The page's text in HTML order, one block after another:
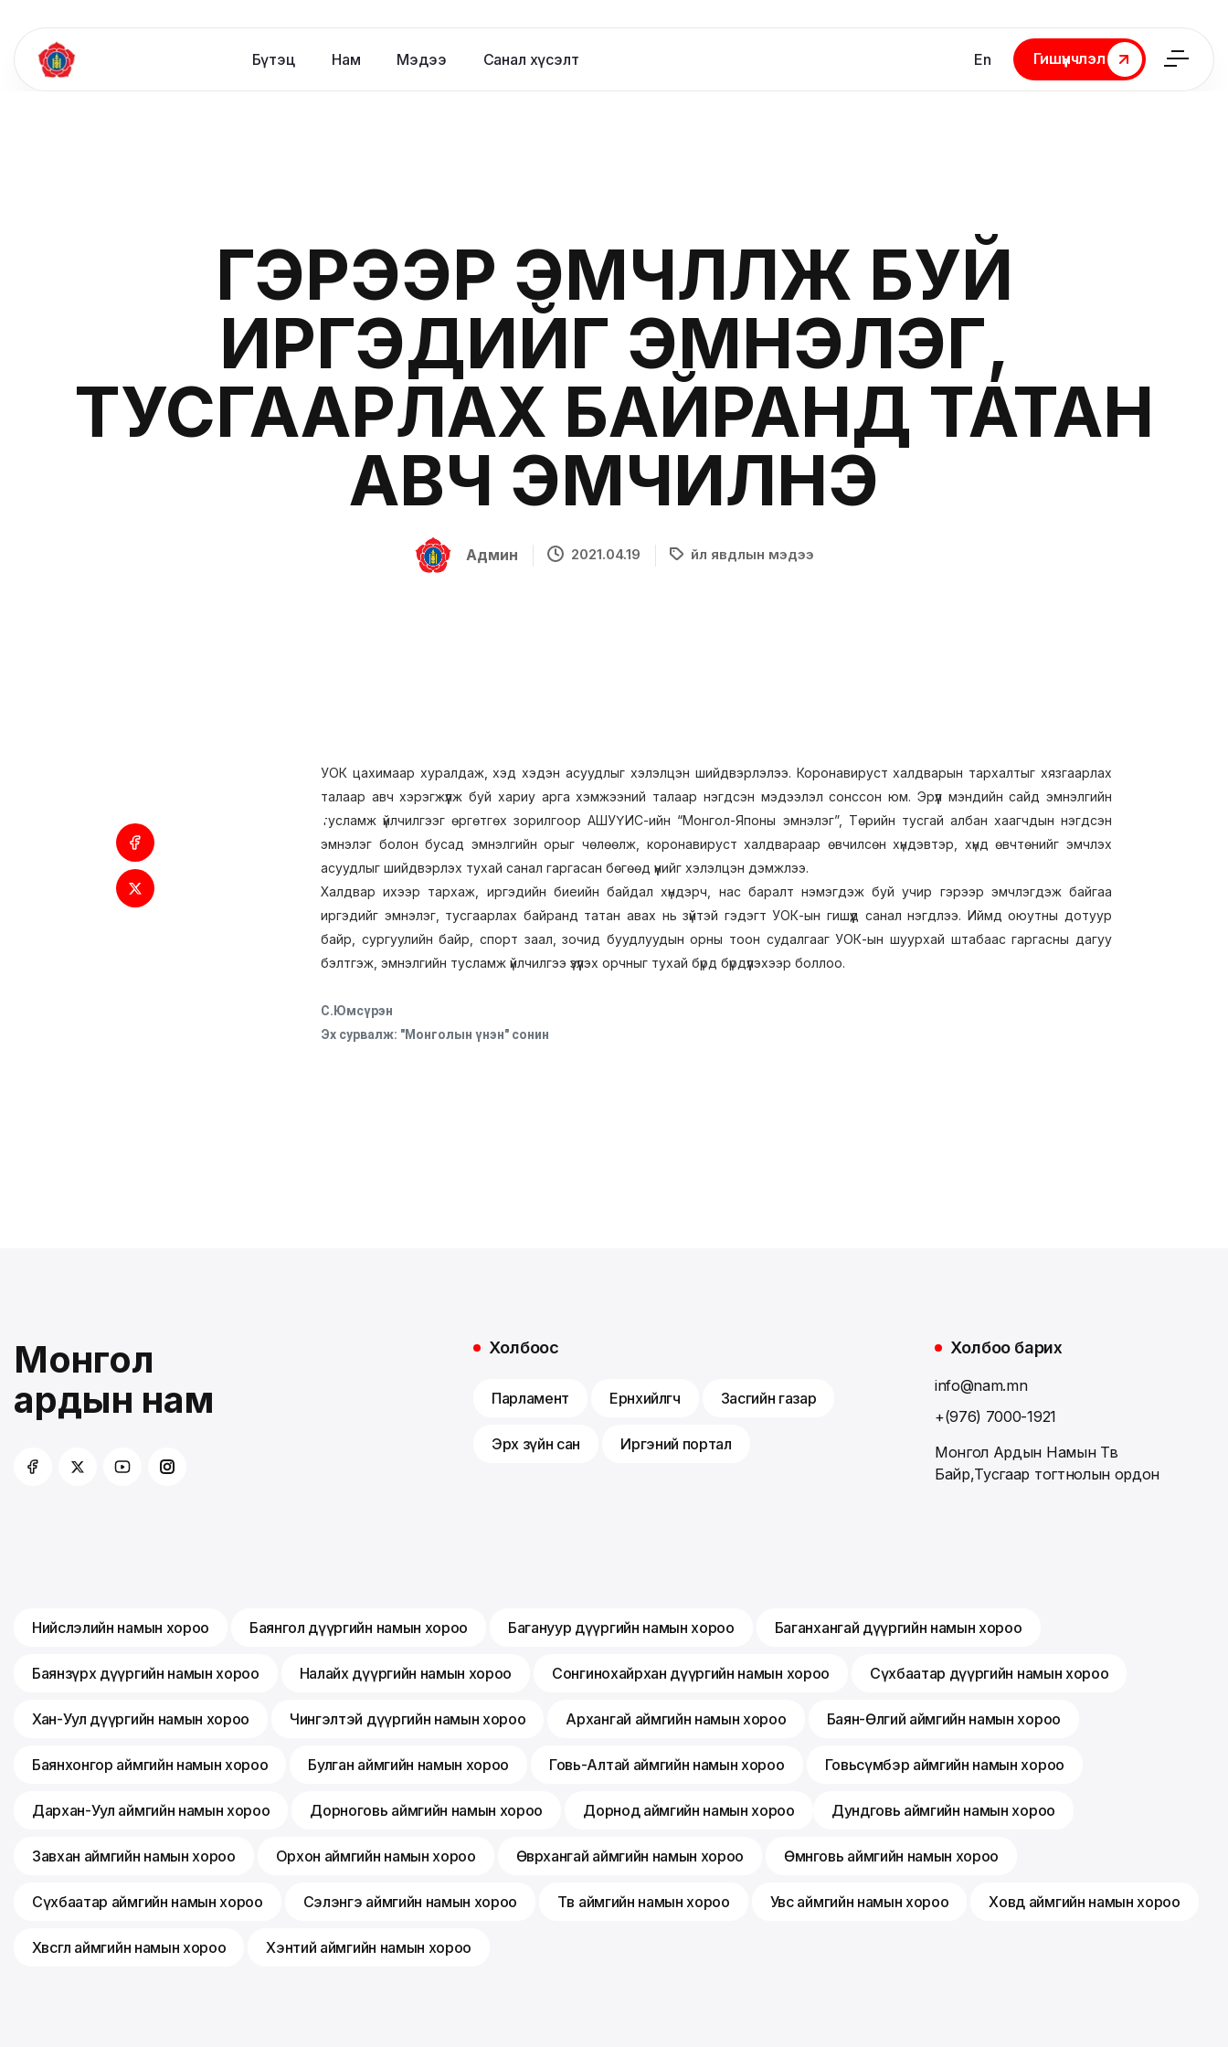
Бүтэц Нам Мэдээ Санал хүсэлт En
Гишүүнчлэл
Гишүүнчлэл
ГЭРЭЭР ЭМЧЛҮҮЛЖ БУЙ
ИРГЭДИЙГ ЭМНЭЛЭГ,
ТУСГААРЛАХ БАЙРАНД ТАТАН
АВЧ ЭМЧИЛНЭ
Админ 2021.04.19 Үйл явдлын мэдээ
УОК цахимаар хуралдаж, хэд хэдэн асуудлыг хэлэлцэн шийдвэрлэлээ. Коронавируст халдварын тархалтыг хязгаарлах
талаар авч хэрэгжүүлж буй хариу арга хэмжээний талаар нэгдсэн мэдээлэл сонссон юм. Эрүүл мэндийн сайд эмнэлгийн
тусламж үйлчилгээг өргөтгөх зорилгоор АШУҮИС-ийн “Монгол-Японы эмнэлэг”, Төрийн тусгай албан хаагчдын нэгдсэн
эмнэлэг болон бусад эмнэлгийн орыг чөлөөлж, коронавируст халдвараар өвчилсөн хүндэвтэр, хүнд өвчтөнийг эмчлэх
асуудлыг шийдвэрлэх тухай санал гаргасан бөгөөд үүнийг хэлэлцэн дэмжлээ.
Халдвар ихээр тархаж, иргэдийн биеийн байдал хүндэрч, нас баралт нэмэгдэж буй учир гэрээр эмчлэгдэж байгаа
иргэдийг эмнэлэг, тусгаарлах байранд татан авах нь зүйтэй гэдэгт УОК-ын гишүүд санал нэгдлээ. Иймд оюутны дотуур
байр, сургуулийн байр, спорт заал, зочид буудлуудын орны тоон судалгааг УОК-ын шуурхай штабаас гаргасны дагуу
бэлтгэж, эмнэлгийн тусламж үйлчилгээ үзүүлэх орчныг тухай бүрд бүрдүүлэхээр боллоо.
С.Юмсүрэн
Эх сурвалж: "Монголын үнэн" сонин
Монгол
ардын нам
Холбоос
Парламент Ерөнхийлөгч Засгийн газар
Эрх зүйн сан Иргэний портал
Холбоо барих
info@nam.mn
+(976) 7000-1921
Монгол Ардын Намын Төв
Байр,Тусгаар тогтнолын ордон
Нийслэлийн намын хороо Баянгол дүүргийн намын хороо Багануур дүүргийн намын хороо Баганхангай дүүргийн намын хороо
Баянзүрх дүүргийн намын хороо Налайх дүүргийн намын хороо Сонгинохайрхан дүүргийн намын хороо Сүхбаатар дүүргийн намын хороо
Хан-Уул дүүргийн намын хороо Чингэлтэй дүүргийн намын хороо Архангай аймгийн намын хороо Баян-Өлгий аймгийн намын хороо
Баянхонгор аймгийн намын хороо Булган аймгийн намын хороо Говь-Алтай аймгийн намын хороо Говьсүмбэр аймгийн намын хороо
Дархан-Уул аймгийн намын хороо Дорноговь аймгийн намын хороо Дорнод аймгийн намын хороо Дундговь аймгийн намын хороо
Завхан аймгийн намын хороо Орхон аймгийн намын хороо Өвөрхангай аймгийн намын хороо Өмнөговь аймгийн намын хороо
Сүхбаатар аймгийн намын хороо Сэлэнгэ аймгийн намын хороо Төв аймгийн намын хороо Увс аймгийн намын хороо Ховд аймгийн намын хороо
Хөвсгөл аймгийн намын хороо Хэнтий аймгийн намын хороо